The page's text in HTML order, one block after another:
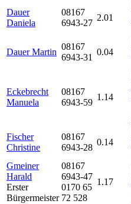
Dauer
Daniela
08167
6943-27
2.01
Dauer Martin
08167
6943-31
0.04
Eckebrecht
Manuela
08167
6943-59
1.14
Fischer
Christine
08167
6943-28
0.14
Gmeiner
Harald
Erster
Bürgermeister
08167
6943-47
0170 65
72 528
1.17